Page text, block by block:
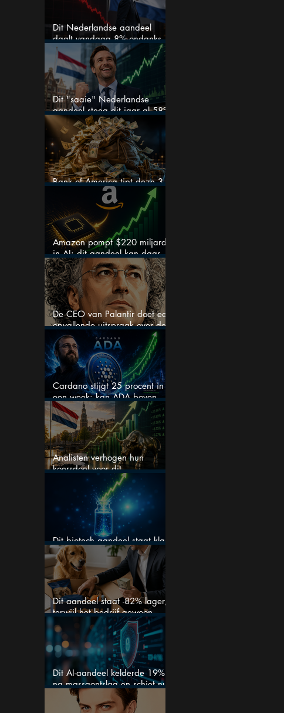
Dit Nederlandse aandeel
daalt vandaag 8% ondanks
zeer sterke halfjaarcijfers en
positieve analistenadviezen:
mooie koopkans?
Dit "saaie" Nederlandse
aandeel steeg dit jaar al 58%
en wordt volgens analisten
onderschat
Bank of America tipt deze 3
chipaandelen
Amazon pompt $220 miljard
in AI: dit aandeel kan daar
explosief van profiteren
De CEO van Palantir doet een
opvallende uitspraak over de
beurs
Cardano stijgt 25 procent in
een week: kan ADA boven
$0,20 blijven?
Analisten verhogen hun
koersdoel voor dit
Nederlandse aandeel — maar
is het al te laat om in te
stappen?
Dit biotech aandeel staat klaar
voor een flinke rally
Dit aandeel staat -82% lager,
terwijl het bedrijf gewoon
groeit
Dit AI-aandeel kelderde 19%
na massaontslag en schiet nu
15% omhoog